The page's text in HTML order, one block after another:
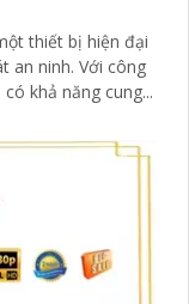
thiết bị hiện đại
Với công
khả năng cung...